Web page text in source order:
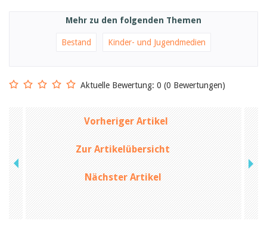
Mehr zu den folgenden Themen
Bestand Kinder- und Jugendmedien
Aktuelle Bewertung: 0 (0 Bewertungen)
Vorheriger Artikel
Zur Artikelübersicht
Nächster Artikel